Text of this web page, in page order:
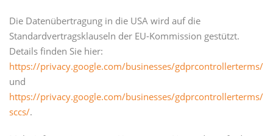
Die Datenübertragung in die USA wird auf die
Standardvertragsklauseln der EU-Kommission gestützt.
Details finden Sie hier:
https://privacy.google.com/businesses/gdprcontrollerterms/
und
https://privacy.google.com/businesses/gdprcontrollerterms/
sccs/.